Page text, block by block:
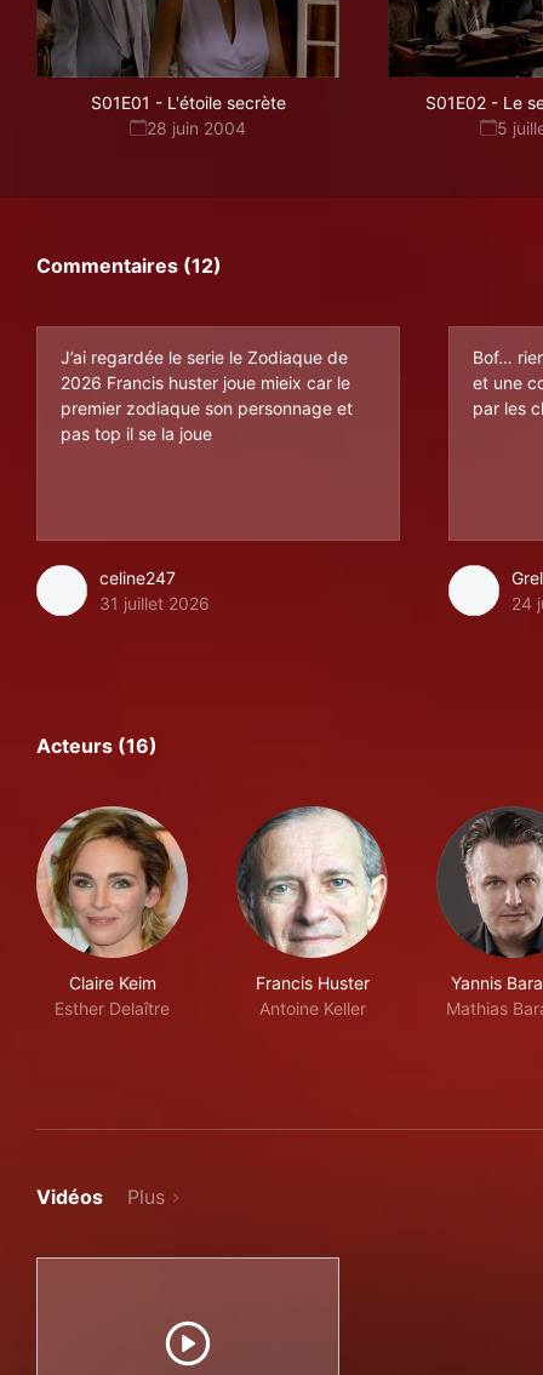
S01E01 - L'étoile secrète
28 juin 2004
S01E02- Le
5
Commentaires (12)
J’ai regardée le serie le Zodiaque de
2026 Francis huster joue mieix car le
premier zodiaque son personnage et
pas top il se la joue
celine247
31 juillet 2026
Bof…
et une
par les
24
Acteurs (16)
Claire Keim
Esther Delaître
Francis Huster
Antoine Keller
Yannis
Mathias
Vidéos Plus